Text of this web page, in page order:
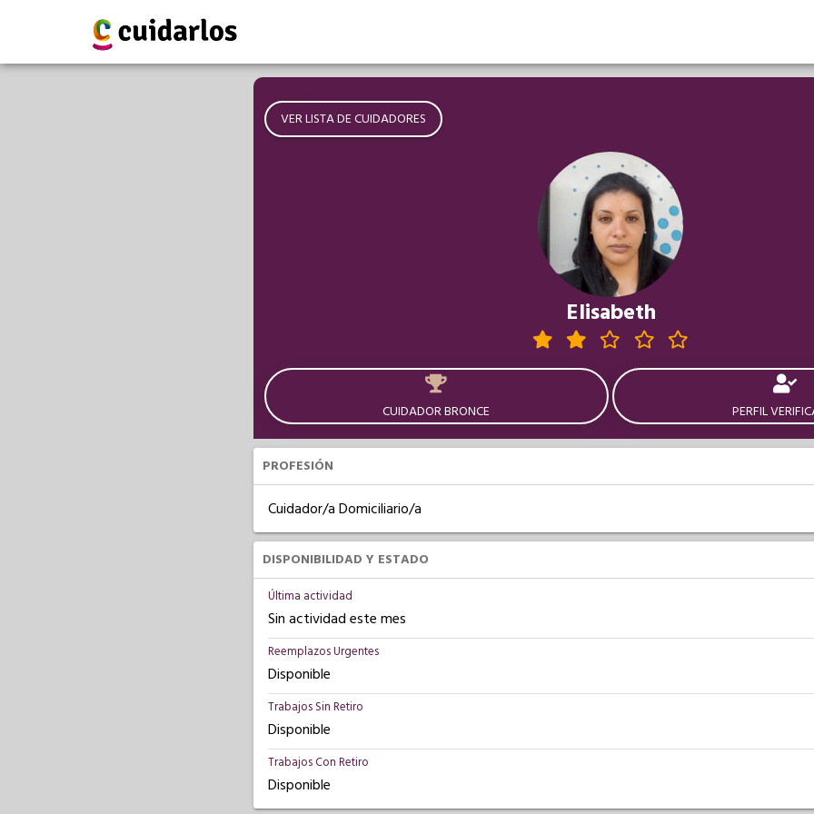
VER LISTA DE CUIDADORES
Elisabeth
CUIDADOR BRONCE PERFIL
PROFESIÓN
Cuidador/a Domiciliario/a
DISPONIBILIDAD Y ESTADO
Última actividad
Sin actividad este mes
Reemplazos Urgentes
Disponible
Trabajos Sin Retiro
Disponible
Trabajos Con Retiro
Disponible